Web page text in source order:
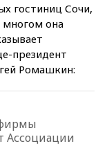
гостиниц Сочи,
многом она
президент
Ромашкин:
Ассоциации